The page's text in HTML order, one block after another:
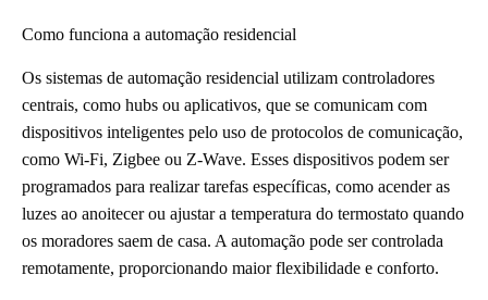
Como funciona a automação residencial
Os sistemas de automação residencial utilizam controladores
centrais, como hubs ou aplicativos, que se comunicam com
dispositivos inteligentes pelo uso de protocolos de comunicação,
como Wi-Fi, Zigbee ou Z-Wave. Esses dispositivos podem ser
programados para realizar tarefas específicas, como acender as
luzes ao anoitecer ou ajustar a temperatura do termostato quando
os moradores saem de casa. A automação pode ser controlada
remotamente, proporcionando maior flexibilidade e conforto.